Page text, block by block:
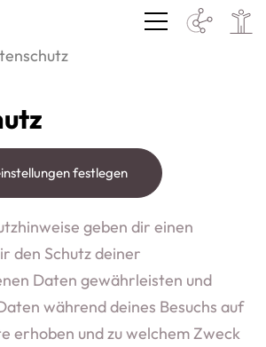
festlegen
geben dir einen
den Schutz deiner
Daten gewährleisten und
während deines Besuchs auf
erhoben und zu welchem Zweck